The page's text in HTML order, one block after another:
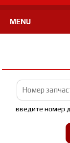
MENU
введите номер